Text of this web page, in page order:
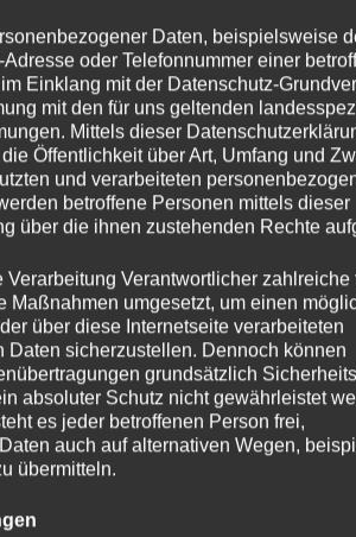
und stellt
(Netz-
bis große
Vorteilen
als
Gärten,
Plätze,
Optionen
Winter
Teich
Daten, beispielsweise
oder Telefonnummer einer
Einklang mit der Datenschutz-
mit den für uns geltenden
Mittels dieser
Öffentlichkeit über Art, Umfang und
und verarbeiteten
betroffene Personen mittels dieser
über die ihnen zustehenden Rechte
Verarbeitung Verantwortlicher zahlreiche
Maßnahmen umgesetzt, um einen
über diese Internetseite verarbeiteten
Daten sicherzustellen. Dennoch können
grundsätzlich
absoluter Schutz nicht gewährleistet
es jeder betroffenen Person frei,
auch auf alternativen Wegen,
übermitteln.